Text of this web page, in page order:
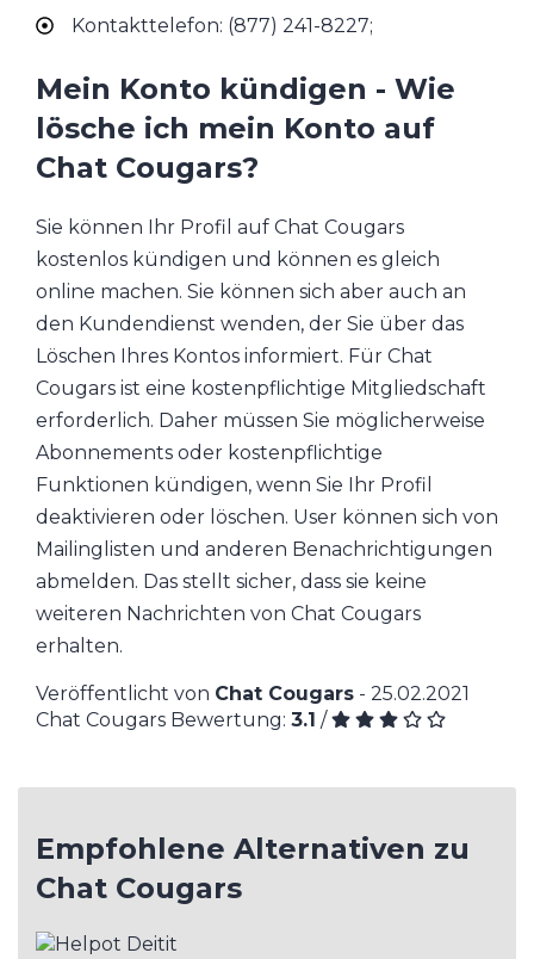
Kontakttelefon: (877) 241-8227;
Mein Konto kündigen - Wie
lösche ich mein Konto auf
Chat Cougars?
Sie können Ihr Profil auf Chat Cougars
kostenlos kündigen und können es gleich
online machen. Sie können sich aber auch an
den Kundendienst wenden, der Sie über das
Löschen Ihres Kontos informiert. Für Chat
Cougars ist eine kostenpflichtige Mitgliedschaft
erforderlich. Daher müssen Sie möglicherweise
Abonnements oder kostenpflichtige
Funktionen kündigen, wenn Sie Ihr Profil
deaktivieren oder löschen. User können sich von
Mailinglisten und anderen Benachrichtigungen
abmelden. Das stellt sicher, dass sie keine
weiteren Nachrichten von Chat Cougars
erhalten.
Veröffentlicht von Chat Cougars - 25.02.2021
Chat Cougars Bewertung: 3.1 /
Empfohlene Alternativen zu
Chat Cougars